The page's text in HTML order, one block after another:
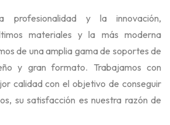
profesionalidad y la innovación,
materiales y la más moderna
de una amplia gama de soportes de
y gran formato. Trabajamos con
calidad con el objetivo de conseguir
su satisfacción es nuestra razón de